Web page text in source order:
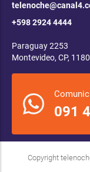
+598 2924 4444
Paraguay 2253
Montevideo, CP,
091
Copyright